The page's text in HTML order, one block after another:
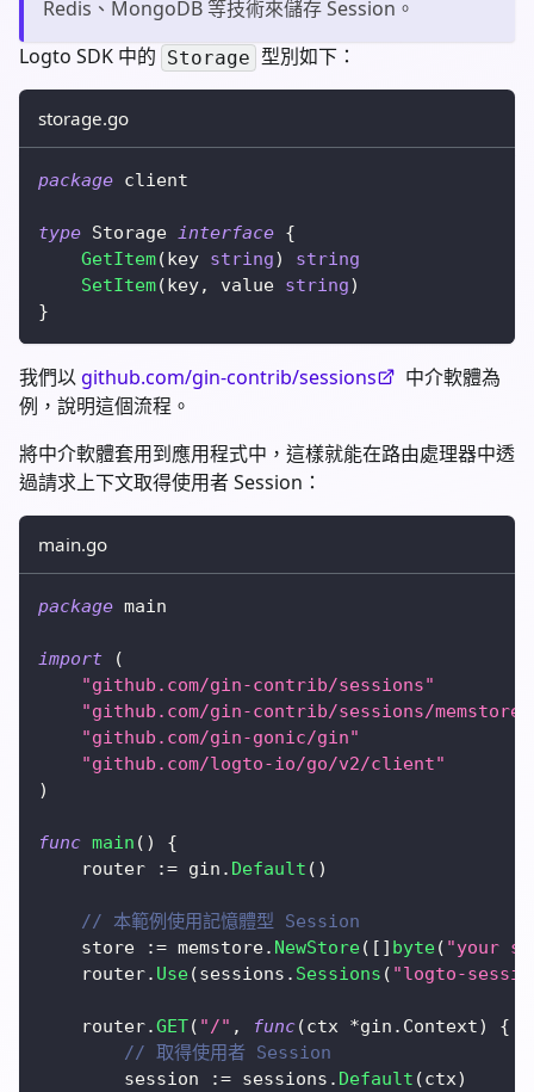
Redis、MongoDB 等技術來儲存 Session。
Logto SDK 中的 Storage 型別如下：
storage.go
package client
type Storage interface {
GetItem(key string)
string
SetItem(key, value string)
}
我們以github.com/gin-contrib/sessions
中介軟體為
例，說明這個流程。
將中介軟體套用到應用程式中，這樣就能在路由處理器中透
過請求上下文取得使用者 Session：
main.go
package main
import
(
"github.com/gin-contrib/sessions"
"github.com/gin-contrib/sessions/memstore"
"github.com/gin-gonic/gin"
"github.com/logto-io/go/v2/client"
)
func main ( )
{
	router
:= gin . Default ( )
// 本範例使用記憶體型 Session
	store
:= memstore. NewStore( [ ] byte( "your
	router
. Use(sessions . Sessions ( "logto-
	router
.GET( "/" , func(ctx *gin . Context)
{
// 取得使用者 Session
		session
:= sessions . Default (ctx)